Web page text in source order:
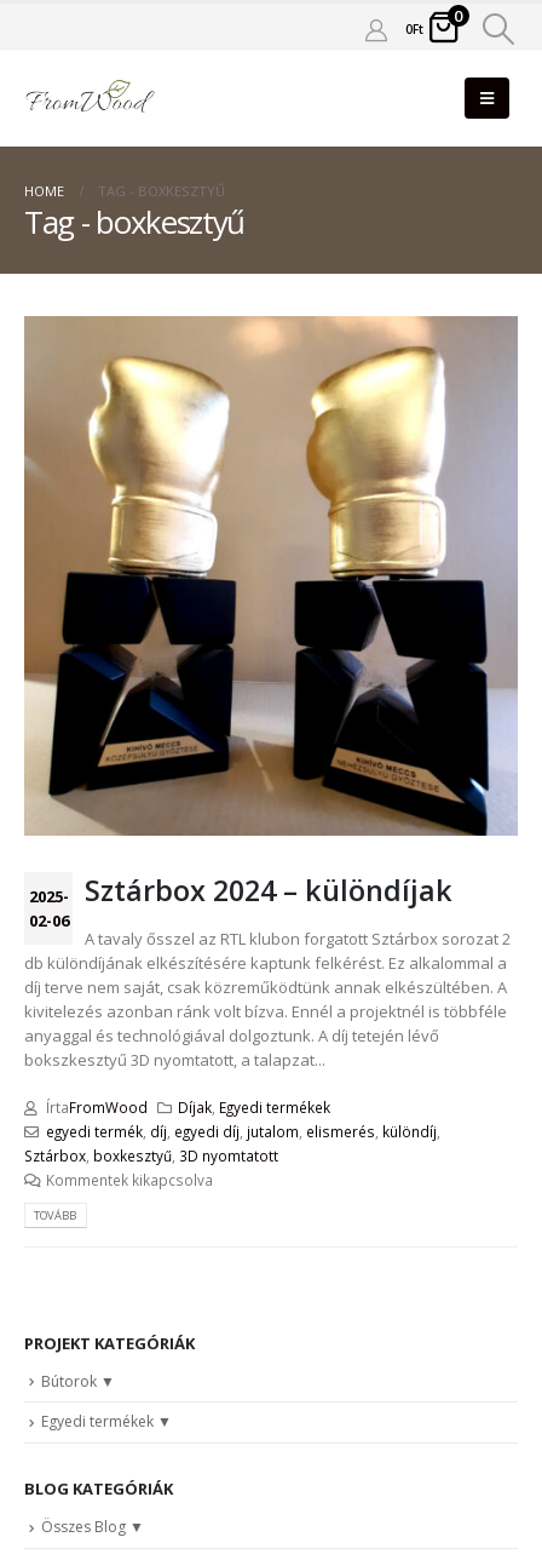
0Ft
0
HOME TAG - BOXKESZTYŰ
Tag - boxkesztyű
2025-
02-06
Sztárbox 2024 – különdíjak
A tavaly ősszel az RTL klubon forgatott Sztárbox sorozat 2
db különdíjának elkészítésére kaptunk felkérést. Ez alkalommal a
díj terve nem saját, csak közreműködtünk annak elkészültében. A
kivitelezés azonban ránk volt bízva. Ennél a projektnél is többféle
anyaggal és technológiával dolgoztunk. A díj tetején lévő
bokszkesztyű 3D nyomtatott, a talapzat...
ÍrtaFromWood Díjak Egyedi termékek
egyedi termék, díj egyedi díj jutalom elismerés különdíj
Sztárbox boxkesztyű 3D nyomtatott
Kommentek kikapcsolva
TOVÁBB
PROJEKT KATEGÓRIÁK
Bútorok
Egyedi termékek
BLOG KATEGÓRIÁK
Összes Blog